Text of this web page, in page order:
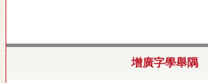
增廣字學舉隅